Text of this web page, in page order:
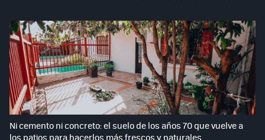
Ni cemento ni concreto: el suelo de los años 70 que vuelve a
los patios para hacerlos más frescos y naturales